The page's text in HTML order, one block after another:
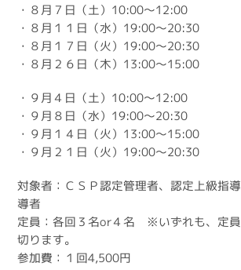
・８月７日（土）10:00～12:00
・８月１１日（水）19:00～20:30
・８月１７日（火）19:00～20:30
・８月２６日（木）13:00～15:00
・９月４日（土）10:00～12:00
・９月８日（水）19:00～20:30
・９月１４日（火）13:00～15:00
・９月２１日（火）19:00～20:30
対象者：ＣＳＰ認定管理者、認定上級指
導者
定員：各回３名or４名 ※いずれも、定
切ります。
参加費：１回4,500円